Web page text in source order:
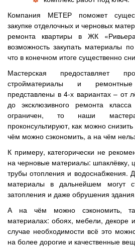
Компания МЕТЕР поможет
закупке отделочных и черновых
ремонта квартиры в ЖК
возможность закупать материалы
что в конечном итоге существенно
Мастерская предоставляет
стройматериалы и
представлены в 4-х вариантах – от
до эксклюзивного ремонта
ограничен, то наши
проконсультируют, как можно
чём можно сэкономить, а на чём
К примеру, категорически не
на черновые материалы: шпаклёвку,
трубы отопления и водоснабжения.
материалы в дальнейшем могут
затопления и даже обрушения
А на чём можно сэкономить,
материалах: обоях, мебели, декоре
случае необходимости всё это
на более дорогие и качественные